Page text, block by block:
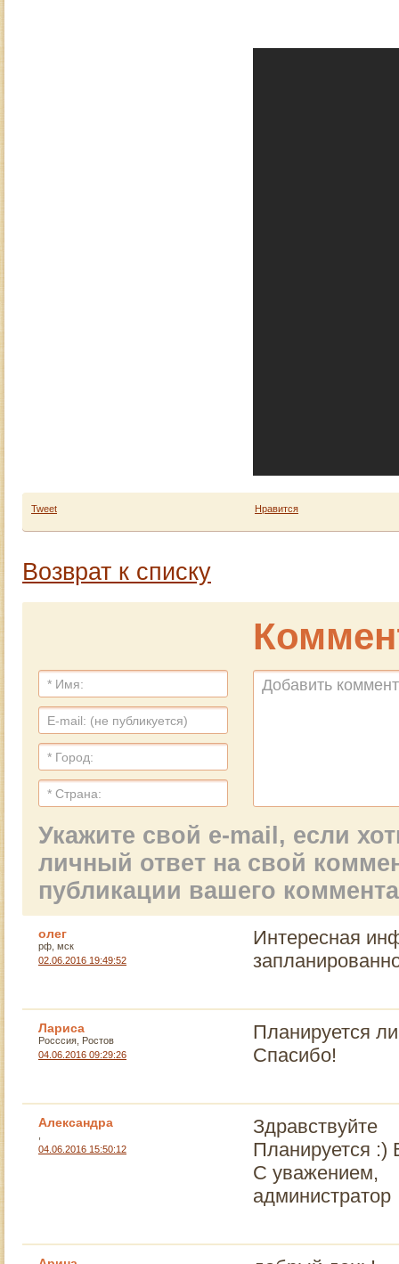
Tweet Нравится
Возврат к списку
Укажите свой e-mail, если
личный ответ на свой
публикации вашего
олег
рф, мск
02.06.2016 19:49:52
Интересная
Лариса
Росссия, Ростов
04.06.2016 09:29:26
Планируется
Спасибо!
Александра
04.06.2016 15:50:12
Здравствуйте
Планируется :)
С уважением,
администратор